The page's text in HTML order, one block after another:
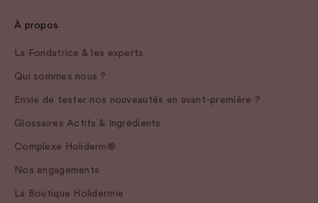
À propos
La Fondatrice & les experts
Qui sommes nous ?
Envie de tester nos nouveautés en avant-première ?
Glossaires Actifs & Ingrédients
Complexe Holiderm®
Nos engagements
La Boutique Holidermie